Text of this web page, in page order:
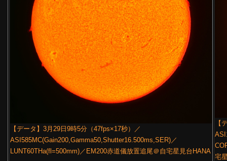
【データ】3月29日9時5分（47fps×17秒）／
ASI585MC(Gain200,Gamma50,Shutter16.500ms,SER)／
LUNT60THa(fl=500mm)／EM200赤道儀放置追尾＠自宅星見台HANA
【
宅